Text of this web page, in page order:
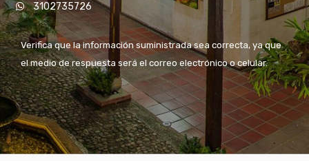
3102735726
Verifica que la información suministrada sea correcta, ya que
el medio de respuesta será el correo electrónico o celular.